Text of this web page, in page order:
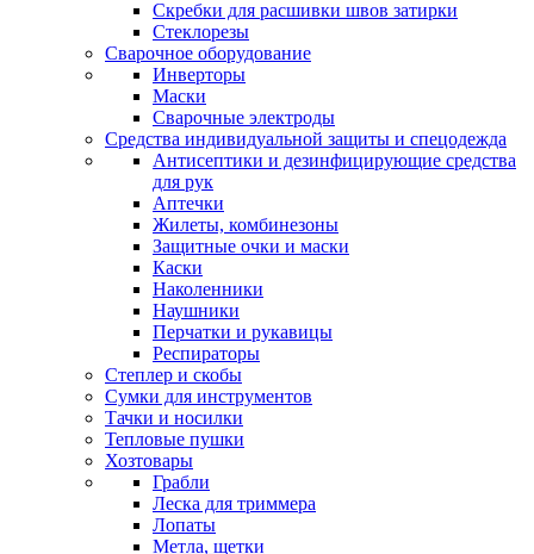
Скребки для расшивки швов затирки
Стеклорезы
Сварочное оборудование
Инверторы
Маски
Сварочные электроды
Средства индивидуальной защиты и спецодежда
Антисептики и дезинфицирующие средства
для рук
Аптечки
Жилеты, комбинезоны
Защитные очки и маски
Каски
Наколенники
Наушники
Перчатки и рукавицы
Респираторы
Степлер и скобы
Сумки для инструментов
Тачки и носилки
Тепловые пушки
Хозтовары
Грабли
Леска для триммера
Лопаты
Метла, щетки